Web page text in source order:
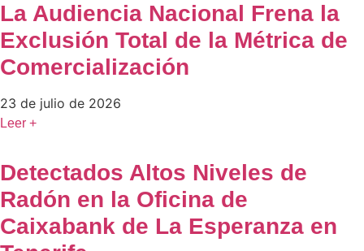
La Audiencia Nacional Frena la
Exclusión Total de la Métrica de
Comercialización
23 de julio de 2026
Leer +
Detectados Altos Niveles de
Radón en la Oficina de
Caixabank de La Esperanza en